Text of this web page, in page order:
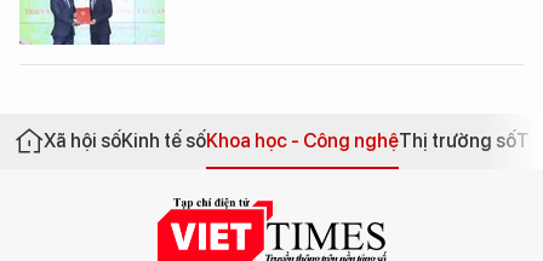
Xã hội sốKinh tế sốKhoa học - Công nghệThị trường số